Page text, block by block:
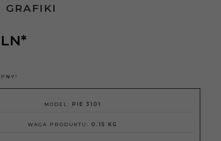
GRAFIKI
MODEL: PIE 3101
WAGA PRODUKTU: 0.15 KG